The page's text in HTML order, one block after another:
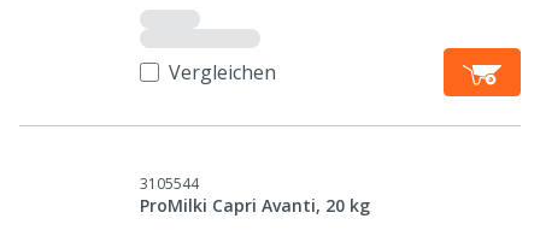
Vergleichen
3105544
ProMilki Capri Avanti, 20 kg